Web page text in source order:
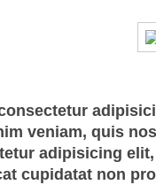
veniam, quis
adipisicing
cupidatat non